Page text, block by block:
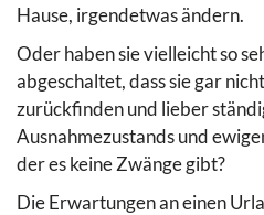
Hause, irgendetwas ändern.
Oder haben sie vielleicht so
abgeschaltet, dass sie gar
zurückfinden und lieber
Ausnahmezustands und
der es keine Zwänge gibt?
Die Erwartungen an einen